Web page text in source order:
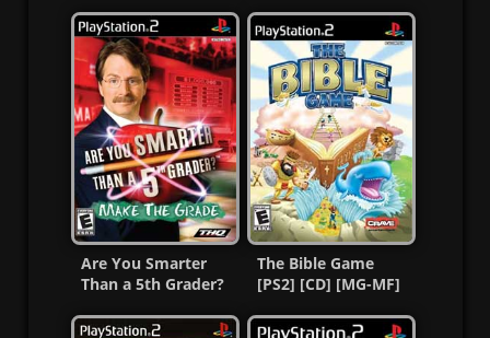
Are You Smarter
Than a 5th Grader?
MF
The Bible Game
[PS2] [CD] [MG-MF]